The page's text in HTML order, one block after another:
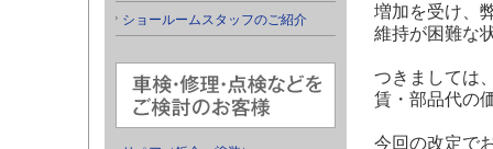
ショールームスタッフのご紹介
増加を受け、
維持が困難な
つきましては
賃・部品代の
今回の改定で